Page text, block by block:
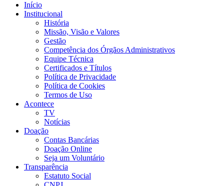
Início
Institucional
História
Missão, Visão e Valores
Gestão
Competência dos Órgãos Administrativos
Equipe Técnica
Certificados e Títulos
Política de Privacidade
Política de Cookies
Termos de Uso
Acontece
TV
Notícias
Doação
Contas Bancárias
Doação Online
Seja um Voluntário
Transparência
Estatuto Social